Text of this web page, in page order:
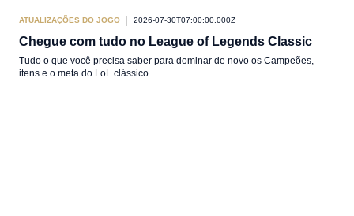
ATUALIZAÇÕES DO JOGO 2026-07-30T07:00:00.000Z
Chegue com tudo no League of Legends Classic
Tudo o que você precisa saber para dominar de novo os Campeões,
itens e o meta do LoL clássico.